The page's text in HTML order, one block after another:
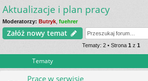
K
_L
IN
Aktualizacje i plan pracy
Moderatorzy: Butryk fuehrer
Załóż nowy temat
Tematy: 2 • Strona 1 z 1
Tematy
Prace w serwisie